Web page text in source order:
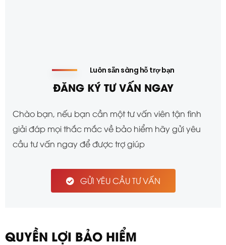
Luôn sẵn sàng hỗ trợ bạn
ĐĂNG KÝ TƯ VẤN NGAY
Chào bạn, nếu bạn cần một tư vấn viên tận tình
giải đáp mọi thắc mắc về bảo hiểm hãy gửi yêu
cầu tư vấn ngay để được trợ giúp
GỬI YÊU CẦU TƯ VẤN
QUYỀN LỢI BẢO HIỂM